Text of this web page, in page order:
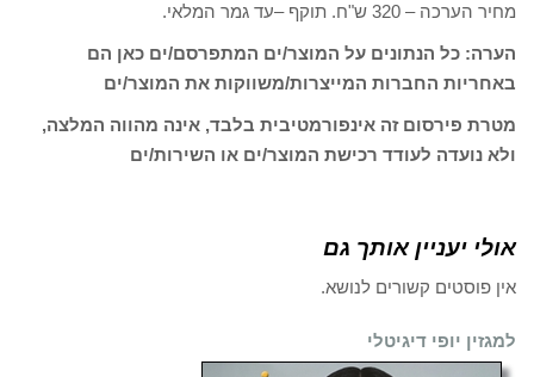
מחיר הערכה – 320 ש"ח. תוקף –עד גמר המלאי.
הערה: כל הנתונים על המוצר/ים המתפרסם/ים כאן הם
באחריות החברות המייצרות/משווקות את המוצר/ים
מטרת פירסום זה אינפורמטיבית בלבד, אינה מהווה המלצה,
ולא נועדה לעודד רכישת המוצר/ים או השירות/ים
אולי יעניין אותך גם
אין פוסטים קשורים לנושא.
למגזין יופי דיגיטלי